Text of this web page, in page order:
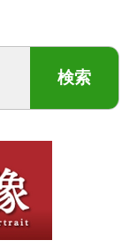
検索